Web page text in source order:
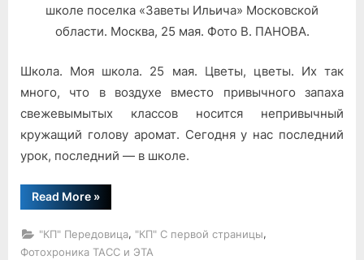
школе поселка «Заветы Ильича» Московской
области. Москва, 25 мая. Фото В. ПАНОВА.
Школа. Моя школа. 25 мая. Цветы, цветы. Их так
много, что в воздухе вместо привычного запаха
свежевымытых классов носится непривычный
кружащий голову аромат. Сегодня у нас последний
урок, последний — в школе.
Read More“Последний
урок,
звонок!”
»
"КП" Передовица, "КП" С первой страницы,
Фотохроника ТАСС и ЭТА